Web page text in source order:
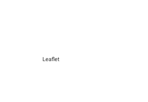
Leaflet